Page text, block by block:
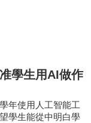
學生用AI做作
年使用人工智能工
學生能從中明白學